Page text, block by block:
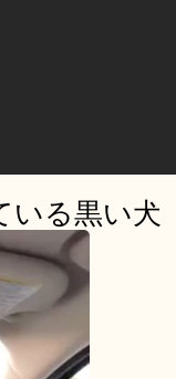
いる黒い犬